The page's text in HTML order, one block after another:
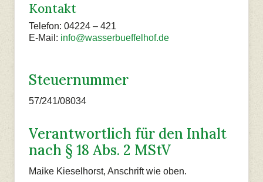
Kontakt
Telefon: 04224 – 421
E-Mail: info@wasserbueffelhof.de
Steuernummer
57/241/08034
Verantwortlich für den Inhalt
nach § 18 Abs. 2 MStV
Maike Kieselhorst, Anschrift wie oben.